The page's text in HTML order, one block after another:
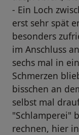
- Ein Loch
erst sehr spät
besonders
im Anschluss
sechs mal in
Schmerzen
bisschen an
selbst mal
"Schlamperei"
rechnen, hier